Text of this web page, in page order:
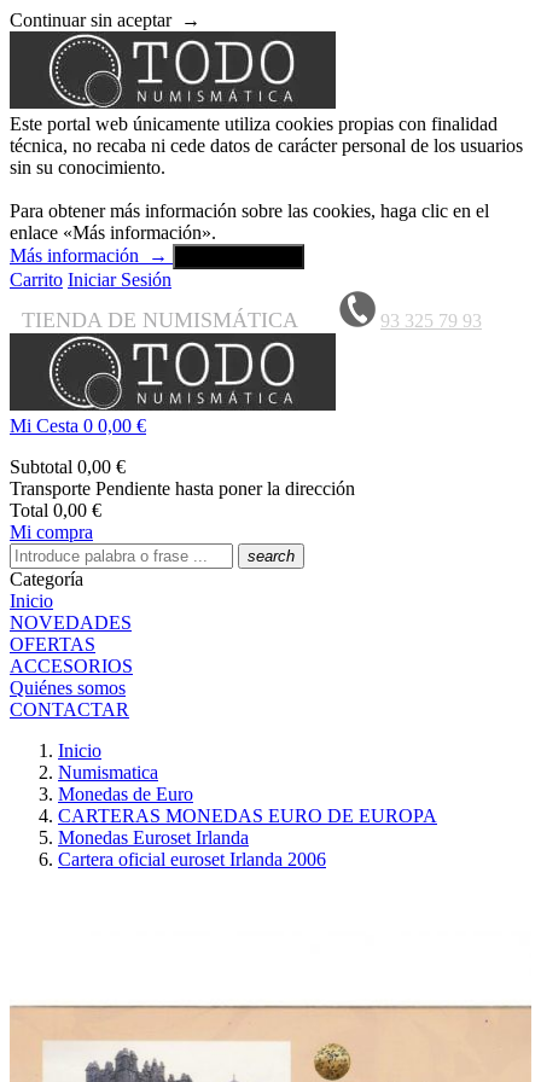
Continuar sin aceptar →
Este portal web únicamente utiliza cookies propias con finalidad
técnica, no recaba ni cede datos de carácter personal de los usuarios
sin su conocimiento.
Para obtener más información sobre las cookies, haga clic en el
enlace «Más información».
Más información
→
Carrito Iniciar Sesión
TIENDA DE NUMISMÁTICA 93 325 79 93
Mi Cesta 0 0,00 €
Subtotal 0,00 €
Transporte Pendiente hasta poner la dirección
Total 0,00 €
Mi compra
search
Categoría
Inicio
NOVEDADES
OFERTAS
ACCESORIOS
Quiénes somos
CONTACTAR
Inicio
Numismatica
Monedas de Euro
CARTERAS MONEDAS EURO DE EUROPA
Monedas Euroset Irlanda
Cartera oficial euroset Irlanda 2006